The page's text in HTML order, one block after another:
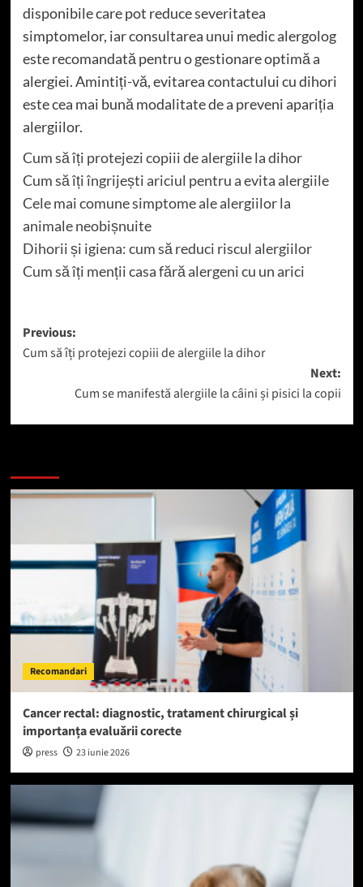
disponibile care pot reduce severitatea
simptomelor, iar consultarea unui medic alergolog
este recomandată pentru o gestionare optimă a
alergiei. Amintiți-vă, evitarea contactului cu dihori
este cea mai bună modalitate de a preveni apariția
alergiilor.
Cum să îți protejezi copiii de alergiile la dihor
Cum să îți îngrijești ariciul pentru a evita alergiile
Cele mai comune simptome ale alergiilor la
animale neobișnuite
Dihorii și igiena: cum să reduci riscul alergiilor
Cum să îți menții casa fără alergeni cu un arici
Post
navigation
Previous:
Cum să îți protejezi copiii de alergiile la dihor
Next:
Cum se manifestă alergiile la câini și pisici la copii
Recomandari
Cancer rectal: diagnostic, tratament chirurgical și
importanța evaluării corecte
press 23 iunie 2026